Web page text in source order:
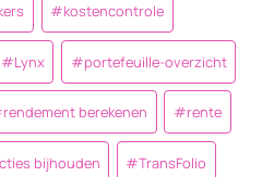
#kostencontrole
#Lynx #portefeuille-overzicht
rendement berekenen #rente
bijhouden #TransFolio